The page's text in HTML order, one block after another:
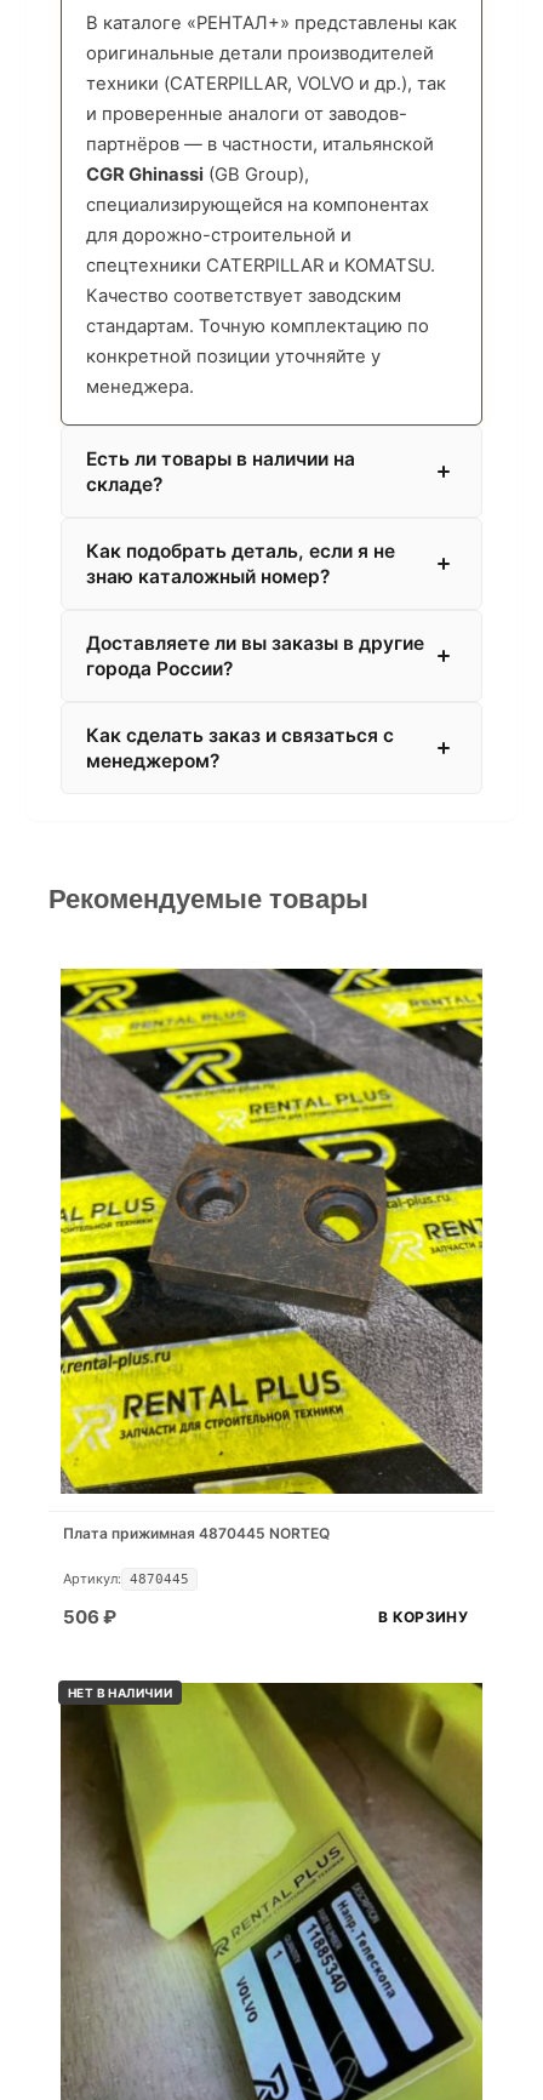
В каталоге «РЕНТАЛ+» представлены как
оригинальные детали производителей
техники (CATERPILLAR, VOLVO и др.), так
и проверенные аналоги от заводов-
партнёров — в частности, итальянской
CGR Ghinassi (GB Group),
специализирующейся на компонентах
для дорожно-строительной и
спецтехники CATERPILLAR и KOMATSU.
Качество соответствует заводским
стандартам. Точную комплектацию по
конкретной позиции уточняйте у
менеджера.
Есть ли товары в наличии на
складе?
Как подобрать деталь, если я не
знаю каталожный номер?
Доставляете ли вы заказы в другие
города России?
Как сделать заказ и связаться с
менеджером?
Рекомендуемые товары
Плата прижимная 4870445 NORTEQ
Артикул: 4870445
506 ₽ В КОРЗИНУ
НЕТ В НАЛИЧИИ